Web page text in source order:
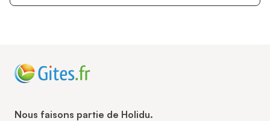
Nous faisons partie de Holidu.